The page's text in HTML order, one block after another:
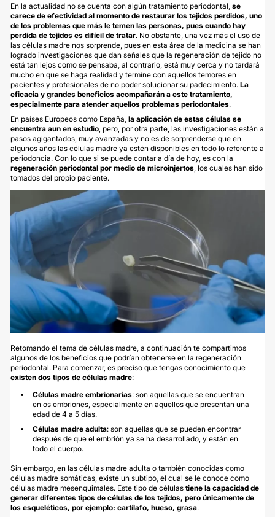
En la actualidad no se cuenta con algún tratamiento periodontal, se
carece de efectividad al momento de restaurar los tejidos perdidos, uno
de los problemas que más le temen las personas, pues cuando hay
perdida de tejidos es difícil de tratar. No obstante, una vez más el uso de
las células madre nos sorprende, pues en esta área de la medicina se han
logrado investigaciones que dan señales que la regeneración de tejido no
está tan lejos como se pensaba, al contrario, está muy cerca y no tardará
mucho en que se haga realidad y termine con aquellos temores en
pacientes y profesionales de no poder solucionar su padecimiento. La
eficacia y grandes beneficios acompañarán a este tratamiento,
especialmente para atender aquellos problemas periodontales.
En países Europeos como España, la aplicación de estas células se
encuentra aun en estudio , pero, por otra parte, las investigaciones están a
pasos agigantados, muy avanzadas y no es de sorprenderse que en
algunos años las células madre ya estén disponibles en todo lo referente a
periodoncia. Con lo que si se puede contar a día de hoy, es con la
regeneración periodontal por medio de microinjertos , los cuales han sido
tomados del propio paciente.
Retomando el tema de células madre, a continuación te compartimos
algunos de los beneficios que podrían obtenerse en la regeneración
periodontal. Para comenzar, es preciso que tengas conocimiento que
existen dos tipos de células madre:
Células madre embrionarias: son aquellas que se encuentran
en os embriones, especialmente en aquellos que presentan una
edad de 4 a 5 días.
Células madre adulta: son aquellas que se pueden encontrar
después de que el embrión ya se ha desarrollado, y están en
todo el cuerpo.
Sin embargo, en las células madre adulta o también conocidas como
células madre somáticas, existe un subtipo, el cual se le conoce como
células madre mesenquimales. Este tipo de células tiene la capacidad de
generar diferentes tipos de células de los tejidos, pero únicamente de
los esqueléticos, por ejemplo: cartílafo, hueso, grasa.